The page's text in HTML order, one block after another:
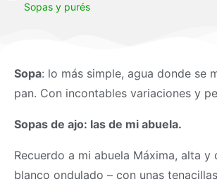
Sopas y purés
Sopa: lo más simple, agua donde se
pan. Con incontables variaciones y
Sopas de ajo: las de mi abuela.
Recuerdo a mi abuela Máxima, alta y
blanco ondulado – con unas